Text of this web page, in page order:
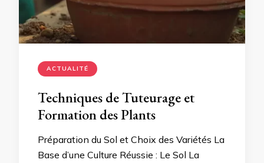
ACTUALITÉ
Techniques de Tuteurage et
Formation des Plants
Préparation du Sol et Choix des Variétés La
Base d’une Culture Réussie : Le Sol La